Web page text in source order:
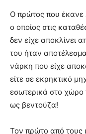
Ο πρώτος που έκανε
ο οποίος στις
δεν είχε αποκλίνει
του ήταν
νάρκη που είχε
είτε σε εκρηκτικό
εσωτερικά στο χώρο
ως βεντούζα!
Τον πρώτο από τους